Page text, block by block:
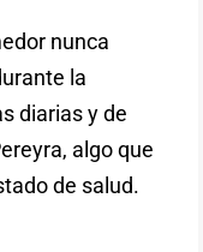
nunca
la
diarias y de
algo que
de salud.